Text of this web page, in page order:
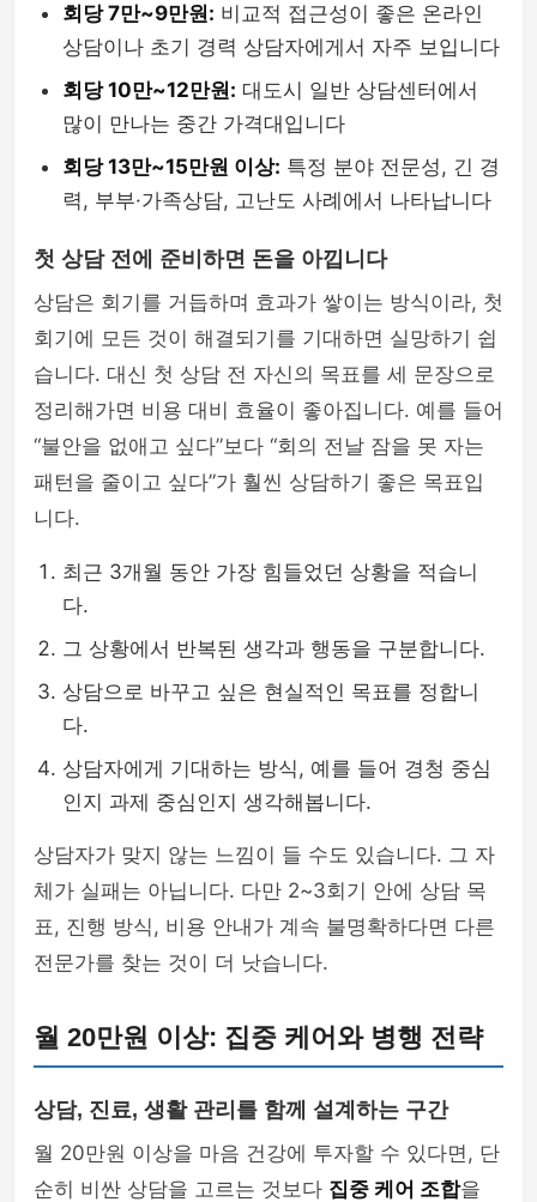
회당 7만~9만원: 비교적 접근성이 좋은 온라인
상담이나 초기 경력 상담자에게서 자주 보입니다
회당 10만~12만원: 대도시 일반 상담센터에서
많이 만나는 중간 가격대입니다
회당 13만~15만원 이상: 특정 분야 전문성, 긴 경
력, 부부·가족상담, 고난도 사례에서 나타납니다
첫 상담 전에 준비하면 돈을 아낍니다
상담은 회기를 거듭하며 효과가 쌓이는 방식이라, 첫
회기에 모든 것이 해결되기를 기대하면 실망하기 쉽
습니다. 대신 첫 상담 전 자신의 목표를 세 문장으로
정리해가면 비용 대비 효율이 좋아집니다. 예를 들어
“불안을 없애고 싶다”보다 “회의 전날 잠을 못 자는
패턴을 줄이고 싶다”가 훨씬 상담하기 좋은 목표입
니다.
최근 3개월 동안 가장 힘들었던 상황을 적습니
다.
그 상황에서 반복된 생각과 행동을 구분합니다.
상담으로 바꾸고 싶은 현실적인 목표를 정합니
다.
상담자에게 기대하는 방식, 예를 들어 경청 중심
인지 과제 중심인지 생각해봅니다.
상담자가 맞지 않는 느낌이 들 수도 있습니다. 그 자
체가 실패는 아닙니다. 다만 2~3회기 안에 상담 목
표, 진행 방식, 비용 안내가 계속 불명확하다면 다른
전문가를 찾는 것이 더 낫습니다.
월 20만원 이상: 집중 케어와 병행 전략
상담, 진료, 생활 관리를 함께 설계하는 구간
월 20만원 이상을 마음 건강에 투자할 수 있다면, 단
순히 비싼 상담을 고르는 것보다 집중 케어 조합을